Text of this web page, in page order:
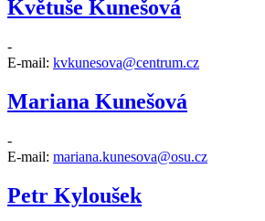
Květuše Kunešová
-
E-mail: kvkunesova@centrum.cz
Mariana Kunešová
-
E-mail: mariana.kunesova@osu.cz
Petr Kyloušek